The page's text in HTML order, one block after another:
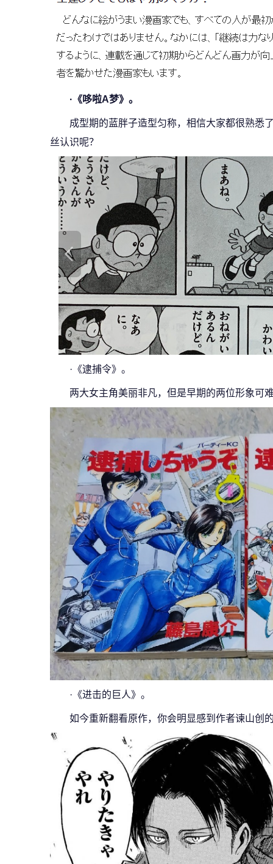
·《哆啦A梦》。
成型期的蓝胖子造型匀称，相信大家都很熟悉
丝认识呢？
·《逮捕令》。
两大女主角美丽非凡，但是早期的两位形象可
·《进击的巨人》。
如今重新翻看原作，你会明显感到作者谏山创